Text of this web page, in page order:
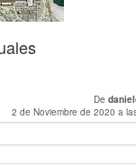
De
2 de Noviembre de 2020 a